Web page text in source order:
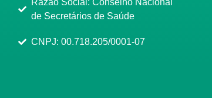
Razão Social: Conselho Nacional
de Secretários de Saúde
CNPJ: 00.718.205/0001-07